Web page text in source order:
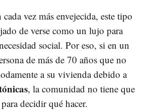
vez más envejecida, este tipo
de verse como un lujo para
social. Por eso, si en un
de más de 70 años que no
a su vivienda debido a
, la comunidad no tiene que
decidir qué hacer.